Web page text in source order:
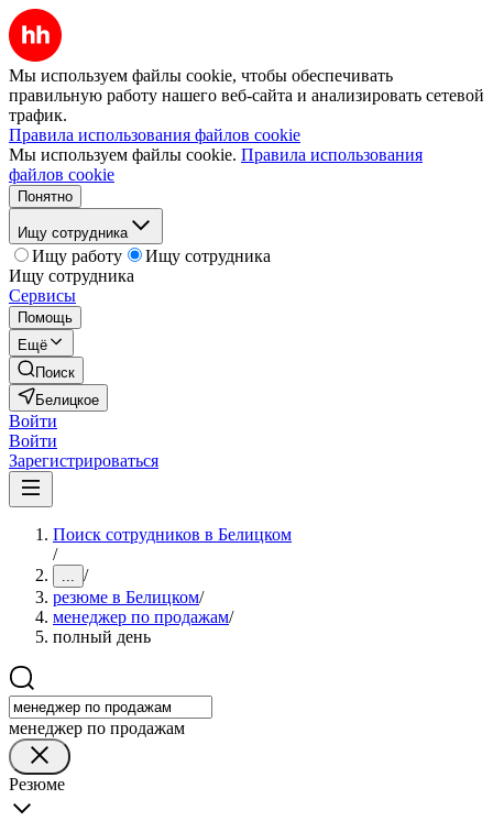
Мы используем файлы cookie, чтобы обеспечивать
правильную работу нашего веб-сайта и анализировать сетевой
трафик.
Правила использования файлов cookie
Мы используем файлы cookie. Правила использования
файлов cookie
Понятно
Ищу сотрудника
Ищу работу
Ищу сотрудника
Ищу сотрудника
Сервисы
Помощь
Ещё
Поиск
Белицкое
Войти
Войти
Зарегистрироваться
Поиск сотрудников в Белицком
/
... /
резюме в Белицком/
менеджер по продажам/
полный день
менеджер по продажам
Резюме